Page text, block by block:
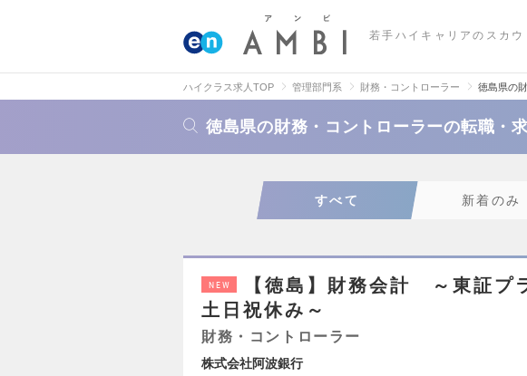
若手ハイキャリアのスカウ
ハイクラス求人TOP 管理部門系 財務・コントローラー 徳島県の
徳島県の財務・コントローラーの転職・
すべて 新着のみ
NEW
【徳島】財務会計 ～東証プ
土日祝休み～
財務・コントローラー
株式会社阿波銀行